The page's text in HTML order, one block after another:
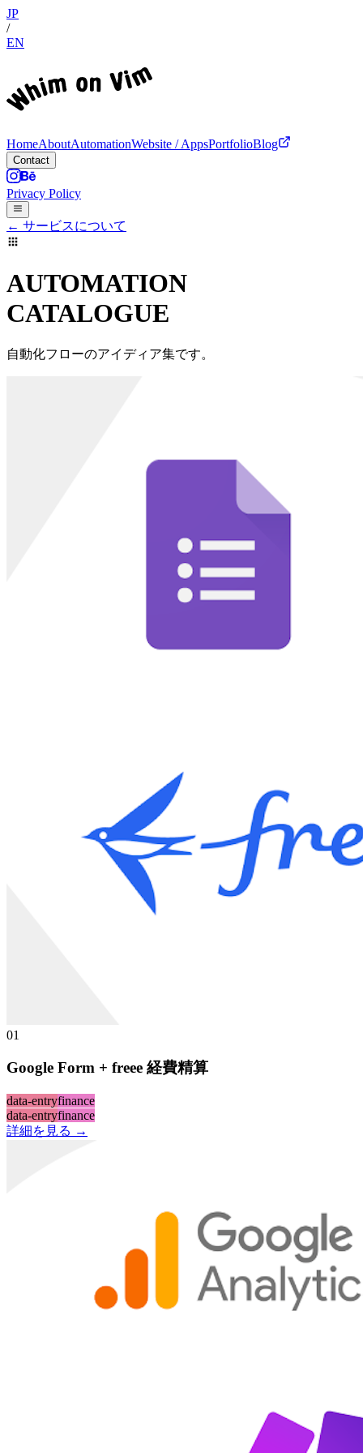
JP
/
EN
HomeAboutAutomationWebsite / AppsPortfolioBlog
Contact
Privacy Policy
← サービスについて
AUTOMATION
CATALOGUE
自動化フローのアイディア集です。
01
Google Form + freee 経費精算
data-entryfinance
data-entryfinance
詳細を見る →